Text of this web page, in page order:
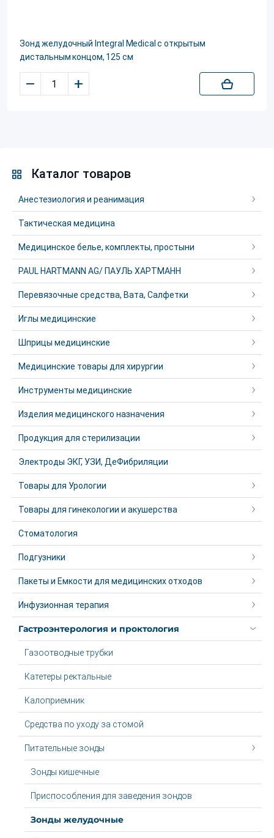
Зонд желудочный Integral Medical с открытым
дистальным концом, 125 см
– +
Каталог товаров
Анестезиология и реанимация
Тактическая медицина
Медицинское белье, комплекты, простыни
PAUL HARTMANN AG/ ПАУЛЬ ХАРТМАНН
Перевязочные средства, Вата, Салфетки
Иглы медицинские
Шприцы медицинские
Медицинские товары для хирургии
Инструменты медицинские
Изделия медицинского назначения
Продукция для стерилизации
Электроды ЭКГ, УЗИ, ДеФибриляции
Товары для Урологии
Товары для гинекологии и акушерства
Стоматология
Подгузники
Пакеты и Емкости для медицинских отходов
Инфузионная терапия
Гастроэнтерология и проктология
Газоотводные трубки
Катетеры ректальные
Калоприемник
Средства по уходу за стомой
Питательные зонды
Зонды кишечные
Приспособления для заведения зондов
Зонды желудочные